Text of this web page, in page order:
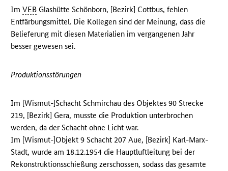
ImVEB Glashütte Schönborn, [Bezirk] Cottbus, fehlen
Entfärbungsmittel. Die Kollegen sind der Meinung, dass die
Belieferung mit diesen Materialien im vergangenen Jahr
besser gewesen sei.
Produktionsstörungen
Im [Wismut-]Schacht Schmirchau des Objektes 90 Strecke
219, [Bezirk] Gera, musste die Produktion unterbrochen
werden, da der Schacht ohne Licht war.
Im [Wismut-]Objekt 9 Schacht 207 Aue, [Bezirk] Karl-Marx-
Stadt, wurde am 18.12.1954 die Hauptluftleitung bei der
Rekonstruktionsschießung zerschossen, sodass das gesamte